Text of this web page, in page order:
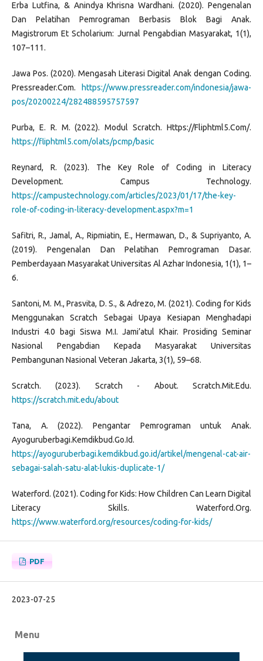
Erba Lutfina, & Anindya Khrisna Wardhani. (2020). Pengenalan
Dan Pelatihan Pemrograman Berbasis Blok Bagi Anak.
Magistrorum Et Scholarium: Jurnal Pengabdian Masyarakat, 1(1),
107–111.
Jawa Pos. (2020). Mengasah Literasi Digital Anak dengan Coding.
Pressreader.Com.
https://www.pressreader.com/indonesia/jawa-
pos/20200224/282488595757597
Purba, E. R. M. (2022). Modul Scratch. Https://Fliphtml5.Com/.
https://fliphtml5.com/olats/pcmp/basic
Reynard, R. (2023). The Key Role of Coding in Literacy
Development. Campus Technology.
https://campustechnology.com/articles/2023/01/17/the-key-
role-of-coding-in-literacy-development.aspx?m=1
Safitri, R., Jamal, A., Ripmiatin, E., Hermawan, D., & Supriyanto, A.
(2019). Pengenalan Dan Pelatihan Pemrograman Dasar.
Pemberdayaan Masyarakat Universitas Al Azhar Indonesia, 1(1), 1–
6.
Santoni, M. M., Prasvita, D. S., & Adrezo, M. (2021). Coding for Kids
Menggunakan Scratch Sebagai Upaya Kesiapan Menghadapi
Industri 4.0 bagi Siswa M.I. Jami’atul Khair. Prosiding Seminar
Nasional Pengabdian Kepada Masyarakat Universitas
Pembangunan Nasional Veteran Jakarta, 3(1), 59–68.
Scratch. (2023). Scratch - About. Scratch.Mit.Edu.
https://scratch.mit.edu/about
Tana, A. (2022). Pengantar Pemrograman untuk Anak.
Ayoguruberbagi.Kemdikbud.Go.Id.
https://ayoguruberbagi.kemdikbud.go.id/artikel/mengenal-cat-air-
sebagai-salah-satu-alat-lukis-duplicate-1/
Waterford. (2021). Coding for Kids: How Children Can Learn Digital
Literacy Skills. Waterford.Org.
https://www.waterford.org/resources/coding-for-kids/
PDF
2023-07-25
Menu